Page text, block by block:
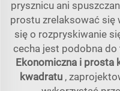
prysznicu ani
prostu zrelaksować się
się o rozpryskiwanie
cecha jest podobna do
Ekonomiczna i prosta
kwadratu ,